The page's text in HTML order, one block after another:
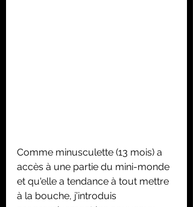
Comme minusculette (13 mois) a
accès à une partie du mini-monde
et qu'elle a tendance à tout mettre
à la bouche, j’introduis